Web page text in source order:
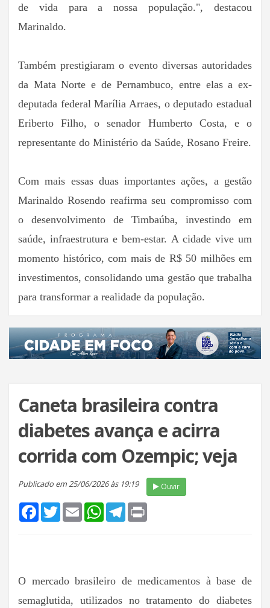
de vida para a nossa população.", destacou
Marinaldo.
Também prestigiaram o evento diversas autoridades
da Mata Norte e de Pernambuco, entre elas a ex-
deputada federal Marília Arraes, o deputado estadual
Eriberto Filho, o senador Humberto Costa, e o
representante do Ministério da Saúde, Rosano Freire.
Com mais essas duas importantes ações, a gestão
Marinaldo Rosendo reafirma seu compromisso com
o desenvolvimento de Timbaúba, investindo em
saúde, infraestrutura e bem-estar. A cidade vive um
momento histórico, com mais de R$ 50 milhões em
investimentos, consolidando uma gestão que trabalha
para transformar a realidade da população.
Caneta brasileira contra
diabetes avança e acirra
corrida com Ozempic; veja
Publicado em 25/06/2026 às 19:19 Ouvir
FacebookTwitterEmail WhatsApp
Telegram
O mercado brasileiro de medicamentos à base de
semaglutida, utilizados no tratamento do diabetes